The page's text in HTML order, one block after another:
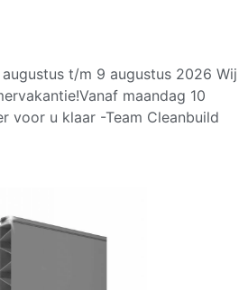
t/m 9 augustus 2026 Wij
maandag 10
voor u klaar -Team Cleanbuild